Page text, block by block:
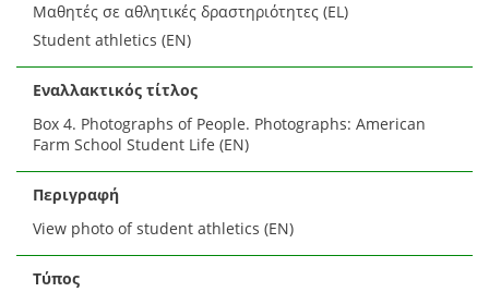
Μαθητές σε αθλητικές δραστηριότητες (EL)
Student athletics (EN)
Εναλλακτικός τίτλος
Box 4. Photographs of People. Photographs: American
Farm School Student Life (EN)
Περιγραφή
View photo of student athletics (EN)
Τύπος